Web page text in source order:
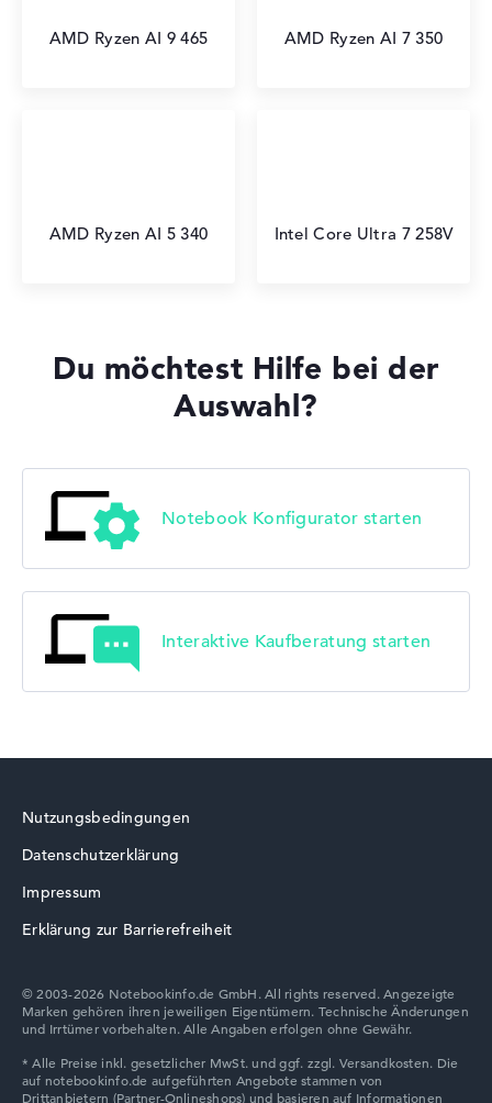
AMD Ryzen AI 9 465 AMD Ryzen AI 7 350
AMD Ryzen AI 5 340 Intel Core Ultra 7 258V
Du möchtest Hilfe bei der
Auswahl?
Notebook Konfigurator starten
Interaktive Kaufberatung starten
Nutzungsbedingungen
Datenschutzerklärung
Impressum
Erklärung zur Barrierefreiheit
© 2003-2026 Notebookinfo.de GmbH. All rights reserved. Angezeigte
Marken gehören ihren jeweiligen Eigentümern. Technische Änderungen
und Irrtümer vorbehalten. Alle Angaben erfolgen ohne Gewähr.